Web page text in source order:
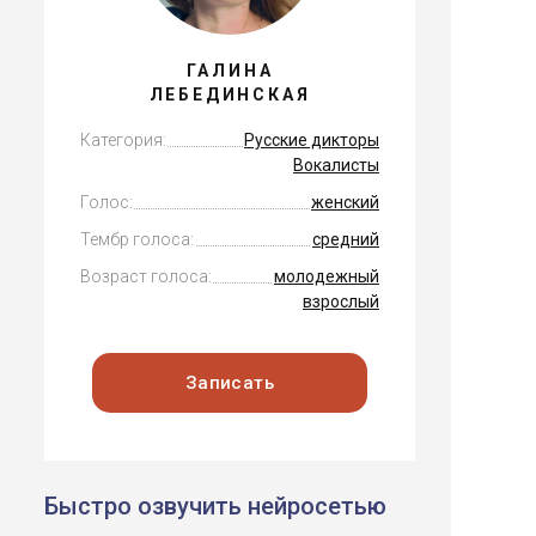
ГАЛИНА
ЛЕБЕДИНСКАЯ
Категория:
Русские дикторы
Вокалисты
Голос:
женский
Тембр голоса:
средний
Возраст голоса:
молодежный
взрослый
Записать
Быстро озвучить нейросетью